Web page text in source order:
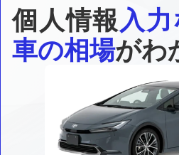
個人情報入力
車の相場がわ